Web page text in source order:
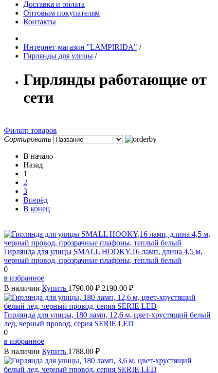
Доставка и оплата
Оптовым покупателям
Контакты
Интернет-магазин "LAMPIRIDA" /
Гирлянды для улицы /
Гирлянды работающие от
сети
Фильтр товаров
Сортировать
В начало
Назад
1
2
3
Вперёд
В конец
Гирлянда для улицы SMALL HOOKY,16 ламп, длина 4,5 м,
черный провод, прозрачные плафоны, теплый белый
0
в избранное
В наличии Купить 1790.00 ₽ 2190.00 ₽
Гирлянда для улицы, 180 ламп, 12,6 м, цвет-хрустящий белый
лед, черный провод, серия SERIE LED
0
в избранное
В наличии Купить 1788.00 ₽